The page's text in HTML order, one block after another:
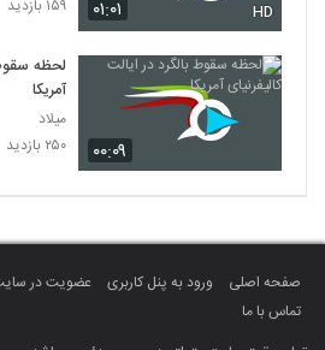
۰۱:۰۱ HD
۱۵۹ بازدید
۰۰:۰۹
لحظه سقوط
آمریکا
میلاد
۲۵۰ بازدید
صفحه اصلی ورود به پنل کاربری عضویت در
تماس با ما